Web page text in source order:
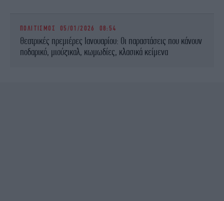
ΠΟΛΙΤΙΣΜΟΣ 05/01/2026 08:54
Θεατρικές πρεμιέρες Ιανουαρίου: Οι παραστάσεις που κάνουν
ποδαρικό, μιούζικαλ, κωμωδίες, κλασικά κείμενα